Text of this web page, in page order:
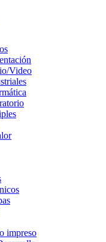
Video
impreso